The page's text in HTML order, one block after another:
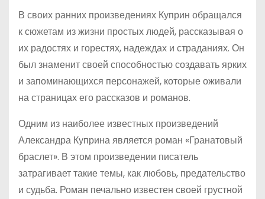
В своих ранних произведениях Куприн обращался
к сюжетам из жизни простых людей, рассказывая о
их радостях и горестях, надеждах и страданиях. Он
был знаменит своей способностью создавать ярких
и запоминающихся персонажей, которые оживали
на страницах его рассказов и романов.
Одним из наиболее известных произведений
Александра Куприна является роман «Гранатовый
браслет». В этом произведении писатель
затрагивает такие темы, как любовь, предательство
и судьба. Роман печально известен своей грустной